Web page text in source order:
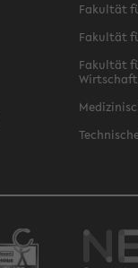
Fakultät
Fakultät
Fakultät